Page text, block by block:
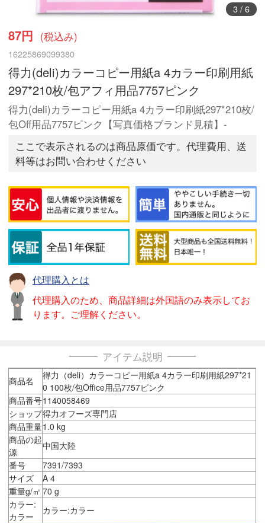
3/ 6
87円 (税込み)
16225869099380
得力(deli)カラーコピー用紙a 4カラー印刷用紙
297*210枚/包アフィ用品7757ピンク
得力(deli)カラーコピー用紙a 4カラー印刷紙297*210枚/
包Off用品7757ピンク【写真価格ブランド見積】-
ここで表示されるのは商品原価です。代理費用、送
料等はお問い合わせください
代理購入とは
代理購入のため、商品詳細は外国語のみ表示してお
ります。ご理解ください。
アイテム説明
商品名
得力（deli）カラーコピー用紙a 4カラー印刷用紙297*21
0 100枚/包Office用品7757ピンク
商品番号1140058469
ショップ得力オフーズ専門店
商品重量1.0 kg
商品の起
源
中国大陸
番号
7391/7393
サイズ
A 4
重量g/㎡ 70 g
カラー:
カラー
カラー:カラー